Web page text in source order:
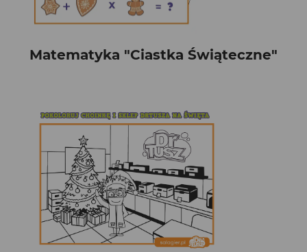
Matematyka "Ciastka Świąteczne"